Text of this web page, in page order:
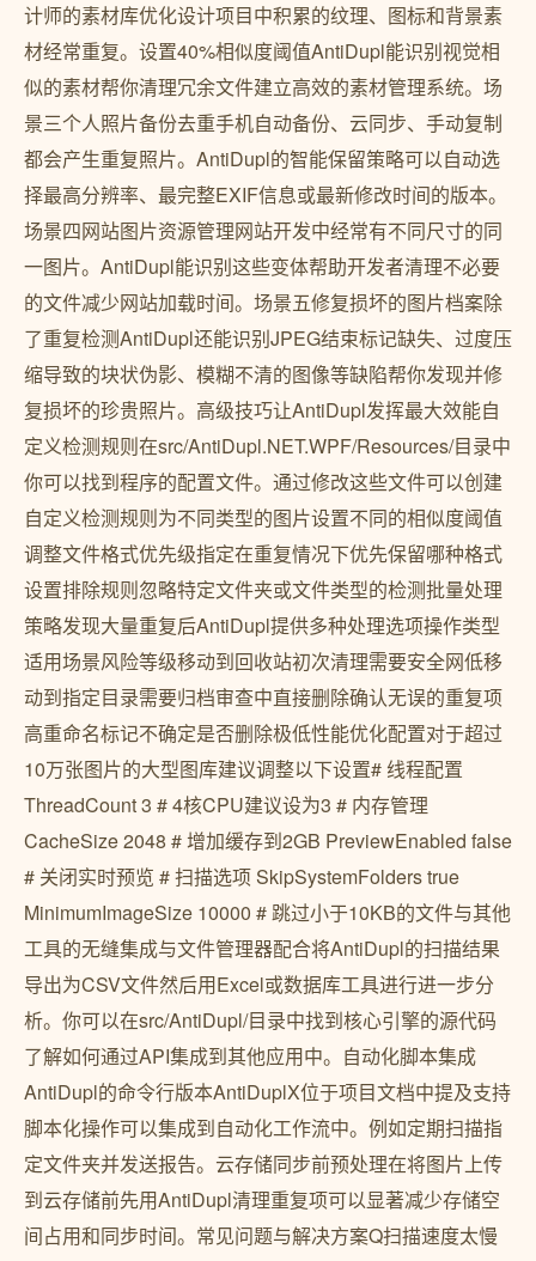
计师的素材库优化设计项目中积累的纹理、图标和背景素
材经常重复。设置40%相似度阈值AntiDupl能识别视觉相
似的素材帮你清理冗余文件建立高效的素材管理系统。场
景三个人照片备份去重手机自动备份、云同步、手动复制
都会产生重复照片。AntiDupl的智能保留策略可以自动选
择最高分辨率、最完整EXIF信息或最新修改时间的版本。
场景四网站图片资源管理网站开发中经常有不同尺寸的同
一图片。AntiDupl能识别这些变体帮助开发者清理不必要
的文件减少网站加载时间。场景五修复损坏的图片档案除
了重复检测AntiDupl还能识别JPEG结束标记缺失、过度压
缩导致的块状伪影、模糊不清的图像等缺陷帮你发现并修
复损坏的珍贵照片。高级技巧让AntiDupl发挥最大效能自
定义检测规则在src/AntiDupl.NET.WPF/Resources/目录中
你可以找到程序的配置文件。通过修改这些文件可以创建
自定义检测规则为不同类型的图片设置不同的相似度阈值
调整文件格式优先级指定在重复情况下优先保留哪种格式
设置排除规则忽略特定文件夹或文件类型的检测批量处理
策略发现大量重复后AntiDupl提供多种处理选项操作类型
适用场景风险等级移动到回收站初次清理需要安全网低移
动到指定目录需要归档审查中直接删除确认无误的重复项
高重命名标记不确定是否删除极低性能优化配置对于超过
10万张图片的大型图库建议调整以下设置# 线程配置
ThreadCount 3 # 4核CPU建议设为3 # 内存管理
CacheSize 2048 # 增加缓存到2GB PreviewEnabled false
# 关闭实时预览 # 扫描选项 SkipSystemFolders true
MinimumImageSize 10000 # 跳过小于10KB的文件与其他
工具的无缝集成与文件管理器配合将AntiDupl的扫描结果
导出为CSV文件然后用Excel或数据库工具进行进一步分
析。你可以在src/AntiDupl/目录中找到核心引擎的源代码
了解如何通过API集成到其他应用中。自动化脚本集成
AntiDupl的命令行版本AntiDuplX位于项目文档中提及支持
脚本化操作可以集成到自动化工作流中。例如定期扫描指
定文件夹并发送报告。云存储同步前预处理在将图片上传
到云存储前先用AntiDupl清理重复项可以显著减少存储空
间占用和同步时间。常见问题与解决方案Q扫描速度太慢